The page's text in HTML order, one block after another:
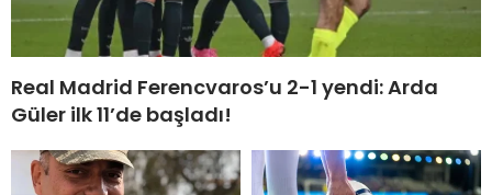
Real Madrid Ferencvaros’u 2-1 yendi: Arda
Güler ilk 11’de başladı!